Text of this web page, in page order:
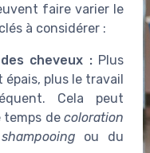
faire varier le
à considérer :
cheveux :Plus
épais, plus le travail
Cela peut
temps de coloration
shampooing ou du